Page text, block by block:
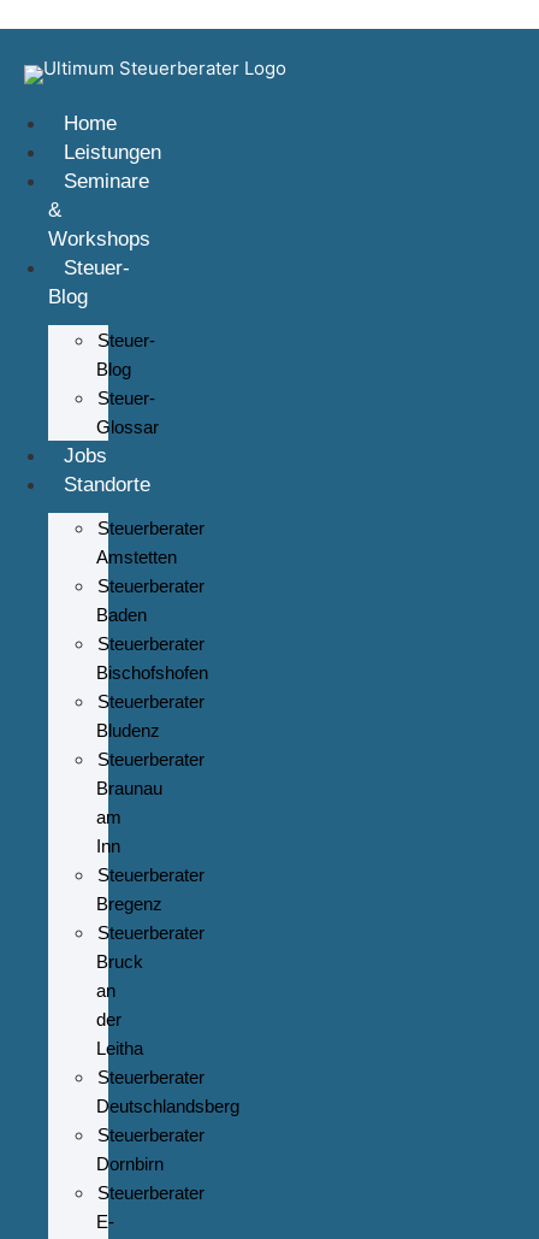
Home
Leistungen
Seminare
&
Workshops
Steuer-
Blog
Steuer-
Blog
Steuer-
Glossar
Jobs
Standorte
Steuerberater
Amstetten
Steuerberater
Baden
Steuerberater
Bischofshofen
Steuerberater
Bludenz
Steuerberater
Braunau
am
Inn
Steuerberater
Bregenz
Steuerberater
Bruck
an
der
Leitha
Steuerberater
Deutschlandsberg
Steuerberater
Dornbirn
Steuerberater
E-